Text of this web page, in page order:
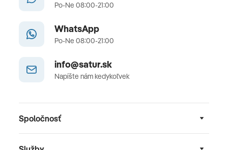
Po-Ne 08:00-21:00
WhatsApp
Po-Ne 08:00-21:00
info@satur.sk
Napíšte nám kedykoľvek
Spoločnosť